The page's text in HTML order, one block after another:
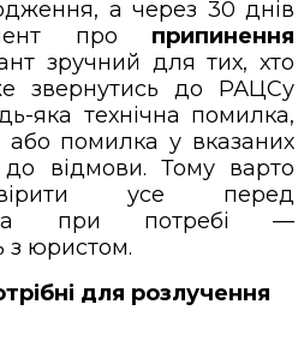
а через 30 днів
про припинення
зручний для тих, хто
звернутись до РАЦСу
яка технічна помилка,
або помилка у вказаних
відмови. Тому варто
усе перед
а при потребі —
з юристом.
для розлучення